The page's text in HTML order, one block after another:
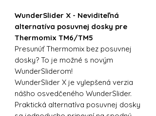
WunderSlider X - Neviditeľná
alternatíva posuvnej dosky pre
Thermomix TM6/TM5
Presunúť Thermomix bez posuvnej
dosky? To je možné s novým
WunderSliderom!
WunderSlider X je vylepšená verzia
nášho osvedčeného WunderSlider.
Praktická alternatíva posuvnej dosky